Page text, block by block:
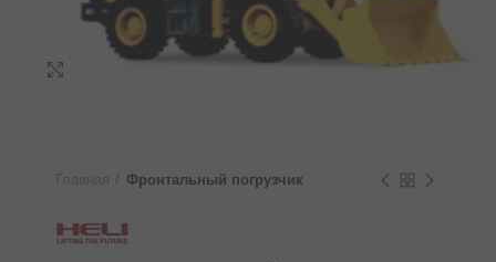
Фронтальный погрузчик